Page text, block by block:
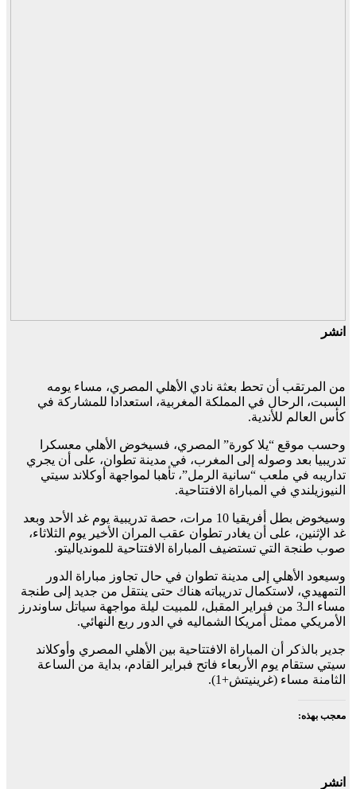
انشر
من المرتقب أن تحط بعثة نادي الأهلي المصري، مساء يومه
السبت، الرحال في المملكة المغربية، استعدادا للمشاركة في
كأس العالم للأندية.
وحسب موقع “يلا كورة” المصري، فسيخوض الأهلي معسكرا
تدريبيا بعد وصوله إلى المغرب، في مدينة تطوان، على أن يجري
تداريبه في ملعب “سانية الرمل”، تأهبا لمواجهة أوكلاند سيتي
النيوزيلندي في المباراة الافتتاحية.
وسيخوض بطل أفريقيا 10 مرات، حصة تدريبية يوم غد الأحد وبعد
غد الإثنين، على أن يغادر تطوان عقب المران الأخير يوم الثلاثاء،
صوب طنجة التي تستضيف المباراة الافتتاحية للموندياليتو.
وسيعود الأهلي إلى مدينة تطوان في حال تجاوز مباراة الدور
التمهيدي، لاستكمال تدريباته هناك حتى ينتقل من جديد إلى طنجة
مساء الـ3 من فبراير المقبل، للمبيت ليلة مواجهة سياتل ساوندرز
الأمريكي ممثل أمريكا الشماليه في الدور ربع النهائي.
جدير بالذكر أن المباراة الافتتاحية بين الأهلي المصري وأوكلاند
سيتي ستقام يوم الأربعاء فاتح فبراير القادم، بداية من الساعة
الثامنة مساء (غرينيتش+1).
معجب بهذه:
انشر